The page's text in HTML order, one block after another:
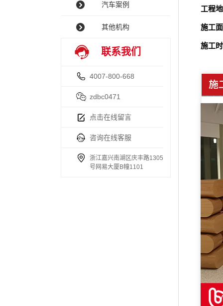
汽车案例
其他机构
联系我们
4007-800-668
zdbc0471
点击在线留言
咨询在线客服
浙江嘉兴南湖区庆丰路1305
号网易大厦B幢1101
工程
施工
施工